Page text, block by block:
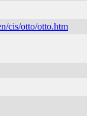
cis/otto/otto.htm